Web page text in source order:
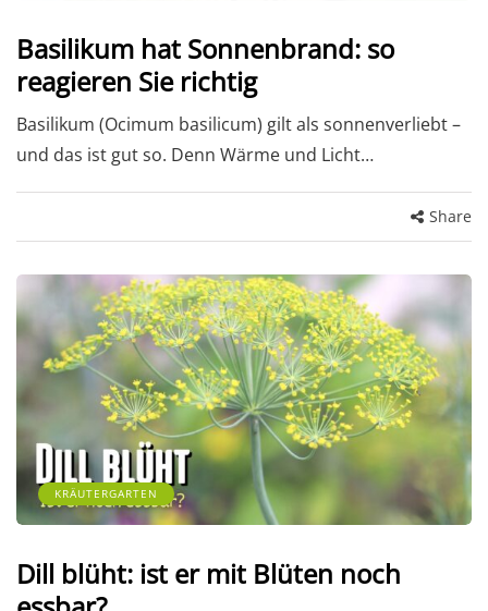
Basilikum hat Sonnenbrand: so
reagieren Sie richtig
Basilikum (Ocimum basilicum) gilt als sonnenverliebt –
und das ist gut so. Denn Wärme und Licht…
Share
KRÄUTERGARTEN
Dill blüht: ist er mit Blüten noch